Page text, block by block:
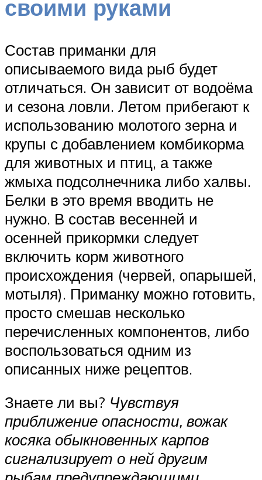
своими руками
Состав приманки для
описываемого вида рыб будет
отличаться. Он зависит от водоёма
и сезона ловли. Летом прибегают к
использованию молотого зерна и
крупы с добавлением комбикорма
для животных и птиц, а также
жмыха подсолнечника либо халвы.
Белки в это время вводить не
нужно. В состав весенней и
осенней прикормки следует
включить корм животного
происхождения (червей, опарышей,
мотыля). Приманку можно готовить,
просто смешав несколько
перечисленных компонентов, либо
воспользоваться одним из
описанных ниже рецептов.
Знаете ли вы? Чувствуя
приближение опасности, вожак
косяка обыкновенных карпов
сигнализирует о ней другим